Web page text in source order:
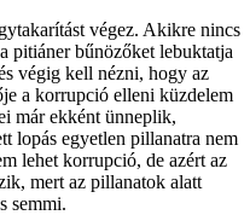
végez. Akikre nincs
pitiáner bűnözőket lebuktatja
végig kell nézni, hogy az
a korrupció elleni küzdelem
már ekként ünneplik,
lopás egyetlen pillanatra nem
lehet korrupció, de azért az
mert az pillanatok alatt
semmi.